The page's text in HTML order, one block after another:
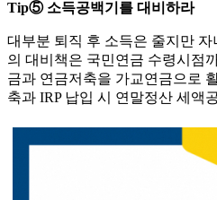
Tip⑤ 소득공백기를 대비하라
대부분 퇴직 후 소득은 줄지만
의 대비책은 국민연금 수령시점
금과 연금저축을 가교연금으로
축과 IRP 납입 시 연말정산 세액